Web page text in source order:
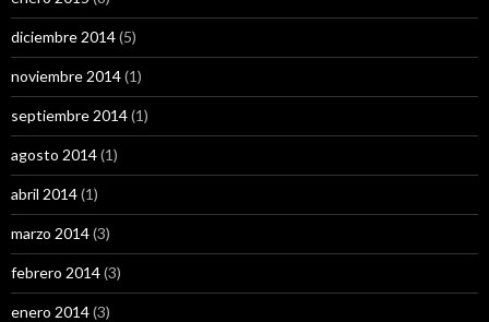
diciembre 2014(5)
noviembre 2014(1)
septiembre 2014(1)
agosto 2014(1)
abril 2014(1)
marzo 2014(3)
febrero 2014(3)
enero 2014(3)